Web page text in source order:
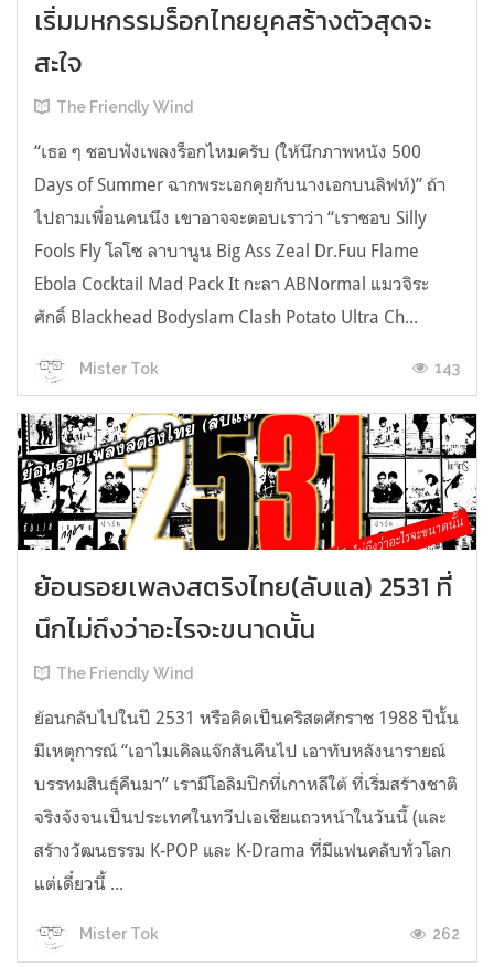
เริ่มมหกรรมร็อกไทยยุคสร้างตัวสุดจะ
สะใจ
The Friendly Wind
“เธอ ๆ ชอบฟังเพลงร็อกไหมครับ (ให้นึกภาพหนัง 500
Days of Summer ฉากพระเอกคุยกับนางเอกบนลิฟท์)” ถ้า
ไปถามเพื่อนคนนึง เขาอาจจะตอบเราว่า “เราชอบ Silly
Fools Fly โลโซ ลาบานูน Big Ass Zeal Dr.Fuu Flame
Ebola Cocktail Mad Pack It กะลา ABNormal แมวจิระ
ศักดิ์ Blackhead Bodyslam Clash Potato Ultra Ch...
Mister Tok 143
ย้อนรอยเพลงสตริงไทย(ลับแล) 2531 ที่
นึกไม่ถึงว่าอะไรจะขนาดนั้น
The Friendly Wind
ย้อนกลับไปในปี 2531 หรือคิดเป็นคริสตศักราช 1988 ปีนั้น
มีเหตุการณ์ “เอาไมเคิลแจ๊กสันคืนไป เอาทับหลังนารายณ์
บรรทมสินธุ์คืนมา” เรามีโอลิมปิกที่เกาหลีใต้ ที่เริ่มสร้างชาติ
จริงจังจนเป็นประเทศในทวีปเอเชียแถวหน้าในวันนี้ (และ
สร้างวัฒนธรรม K-POP และ K-Drama ที่มีแฟนคลับทั่วโลก
แต่เดี๋ยวนี้ ...
Mister Tok 262